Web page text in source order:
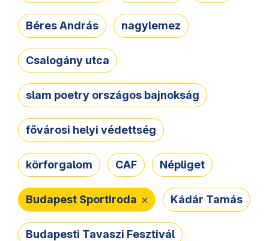
Béres András nagylemez
Csalogány utca
slam poetry országos bajnokság
fővárosi helyi védettség
körforgalom CAF Népliget
Budapest Sportiroda Kádár Tamás
Budapesti Tavaszi Fesztivál